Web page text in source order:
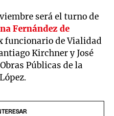
será el turno de
Fernández de
funcionario de Vialidad
Kirchner y José
Públicas de la